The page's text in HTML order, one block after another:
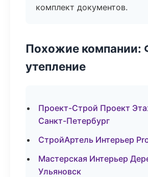
комплект документов.
Похожие компании:
утепление
Проект-Строй Проект
Санкт-Петербург
СтройАртель Интерьер
Мастерская Интерьер
Ульяновск